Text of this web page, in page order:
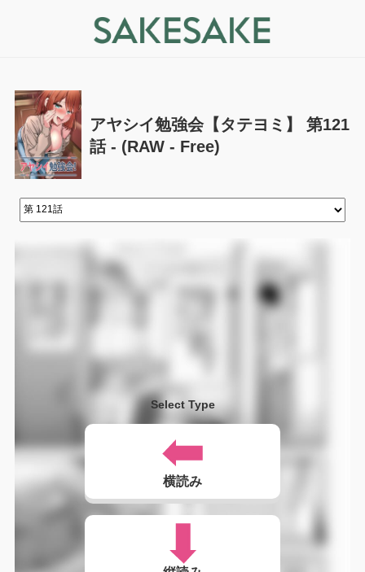
アヤシイ勉強会【タテヨミ】 第121
話 - (RAW - Free)
Select Type
横読み